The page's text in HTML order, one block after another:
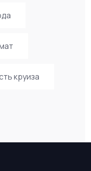
круиза